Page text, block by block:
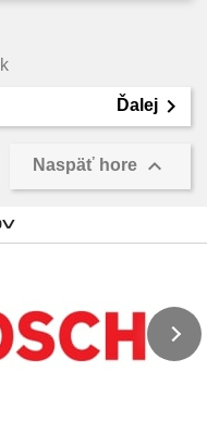
Ďalej 
Naspäť hore 